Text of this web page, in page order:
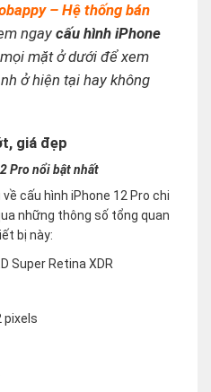
– Hệ thống bán
ngaycấu hình iPhone
mặt ở dưới để xem
ở hiện tại hay không
giá đẹp
Pro nổi bật nhất
cấu hình iPhone 12 Pro chi
những thông số tổng quan
bị này:
Super Retina XDR
pixels